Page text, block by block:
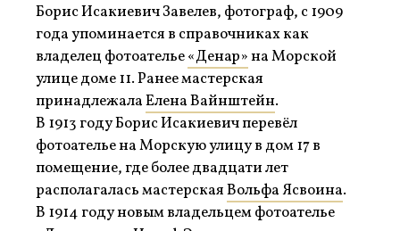
Борис Исакиевич Завелев, фотограф, с 1909
года упоминается в справочниках как
владелец фотоателье«Денар»на Морской
улице доме 11. Ранее мастерская
принадлежалаЕлена Вайнштейн.
В 1913 году Борис Исакиевич перевёл
фотоателье на Морскую улицу в дом 17 в
помещение, где более двадцати лет
располагалась мастерскаяВольфа Ясвоина.
В 1914 году новым владельцем фотоателье